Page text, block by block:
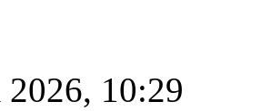
2026, 10:29